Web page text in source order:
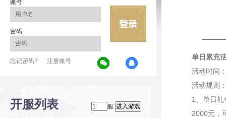
账号:
密码:
忘记密码? 注册账号
开服列表 服
单日累充
活动时间
活动规则
1、单日
2000元，